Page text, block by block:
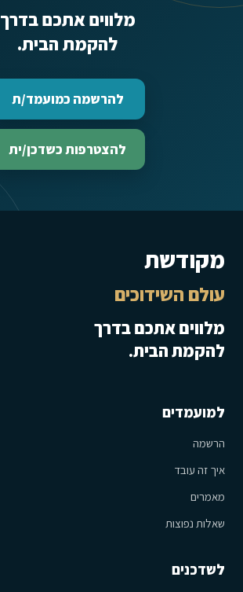
מלווים אתכם בדרך
להקמת הבית.
להרשמה כמועמד/ת
להצטרפות כשדכן/ית
מקודשת
עולם השידוכים
מלווים אתכם בדרך
להקמת הבית.
למועמדים
הרשמה
איך זה עובד
מאמרים
שאלות נפוצות
לשדכנים